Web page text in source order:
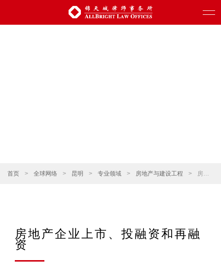
首页 > 全球网络 > 昆明 > 专业领域 > 房地产与建设工程 > 房地产企业上市、投融资和再融资
房地产企业上市、投融资和再融
资